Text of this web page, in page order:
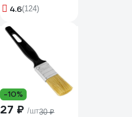
СИБРТЕХ 250 мм,
мм, D ручки - 6 мм,
80124
4.6(124)
-10%
27 ₽ /шт30 ₽